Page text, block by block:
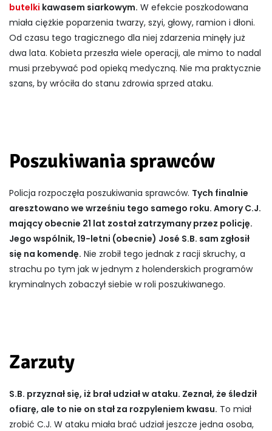
butelki kawasem siarkowym. W efekcie poszkodowana
miała ciężkie poparzenia twarzy, szyi, głowy, ramion i dłoni.
Od czasu tego tragicznego dla niej zdarzenia minęły już
dwa lata. Kobieta przeszła wiele operacji, ale mimo to nadal
musi przebywać pod opieką medyczną. Nie ma praktycznie
szans, by wróciła do stanu zdrowia sprzed ataku.
Poszukiwania sprawców
Policja rozpoczęła poszukiwania sprawców. Tych finalnie
aresztowano we wrześniu tego samego roku. Amory C.J.
mający obecnie 21 lat został zatrzymany przez policję.
Jego wspólnik, 19-letni (obecnie) José S.B. sam zgłosił
się na komendę. Nie zrobił tego jednak z racji skruchy, a
strachu po tym jak w jednym z holenderskich programów
kryminalnych zobaczył siebie w roli poszukiwanego.
Zarzuty
S.B. przyznał się, iż brał udział w ataku. Zeznał, że śledził
ofiarę, ale to nie on stał za rozpyleniem kwasu. To miał
zrobić C.J. W ataku miała brać udział jeszcze jedna osoba,